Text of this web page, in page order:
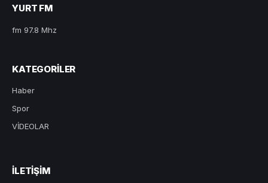
YURT FM
fm 97.8 Mhz
KATEGORILER
Haber
Spor
VİDEOLAR
ILETIŞIM